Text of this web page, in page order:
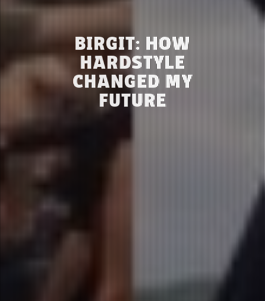
BIRGIT: HOW
HARDSTYLE
CHANGED MY
FUTURE